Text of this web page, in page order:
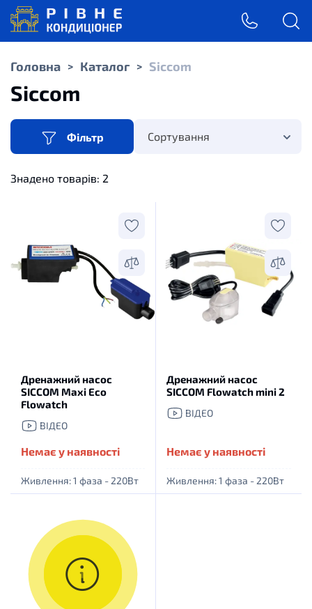
Головна > Каталог > Siccom
Siccom
Фільтр Сортування
Знадено товарів: 2
Дренажний насос
SICCOM Maxi Eco
Flowatch
ВІДЕО
Немає у наявності
Живлення: 1 фаза - 220Вт
Дренажний насос
SICCOM Flowatch mini 2
ВІДЕО
Немає у наявності
Живлення: 1 фаза - 220Вт